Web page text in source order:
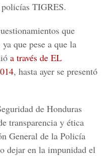
TIGRES.
que
que pese a que la
a través de EL
, hasta ayer se presentó
de Honduras
transparencia y ética
General de la Policía
dejar en la impunidad el